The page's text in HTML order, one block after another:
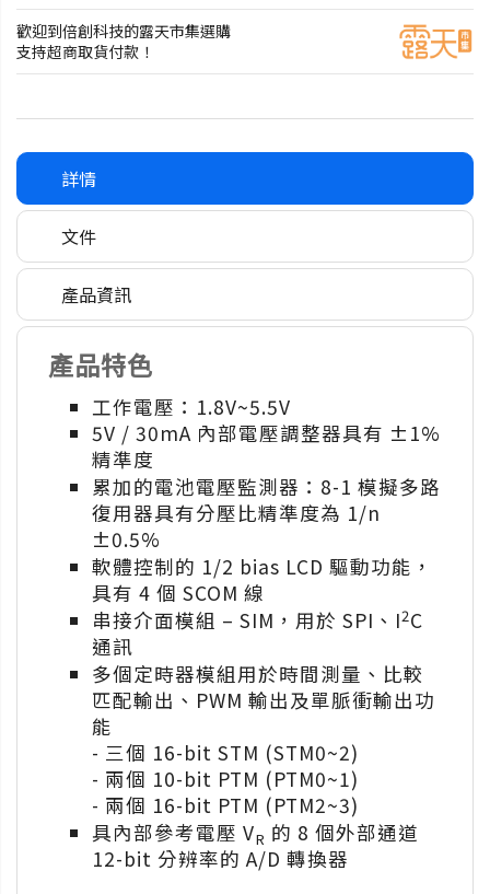
歡迎到倍創科技的露天市集選購
支持超商取貨付款！
詳情
文件
產品資訊
產品特色
工作電壓：1.8V~5.5V
5V / 30mA 內部電壓調整器具有 ±1%
精準度
累加的電池電壓監測器：8-1 模擬多路
復用器具有分壓比精準度為 1/n
±0.5%
軟體控制的 1/2 bias LCD 驅動功能，
具有 4 個 SCOM 線
串接介面模組 – SIM，用於 SPI、I2C
通訊
多個定時器模組用於時間測量、比較
匹配輸出、PWM 輸出及單脈衝輸出功
能
- 三個 16-bit STM (STM0~2)
- 兩個 10-bit PTM (PTM0~1)
- 兩個 16-bit PTM (PTM2~3)
具內部參考電壓 VR 的 8 個外部通道
12-bit 分辨率的 A/D 轉換器